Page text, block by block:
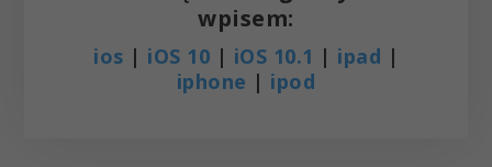
wpisem:
ios | iOS 10 | iOS 10.1 | ipad |
iphone | ipod